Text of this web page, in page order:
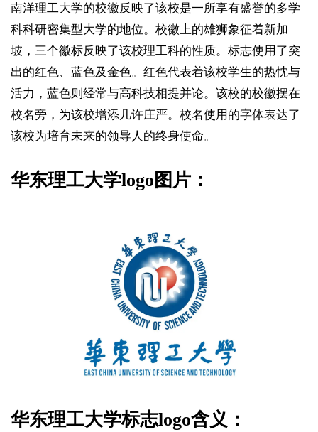
南洋理工大学的校徽反映了该校是一所享有盛誉的多学
科科研密集型大学的地位。校徽上的雄狮象征着新加
坡，三个徽标反映了该校理工科的性质。标志使用了突
出的红色、蓝色及金色。红色代表着该校学生的热忱与
活力，蓝色则经常与高科技相提并论。该校的校徽摆在
校名旁，为该校增添几许庄严。校名使用的字体表达了
该校为培育未来的领导人的终身使命。
华东理工大学logo图片：
华东理工大学标志logo含义：